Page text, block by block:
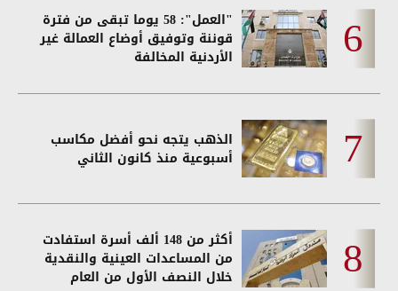
"العمل": 58 يوما تبقى من فترة
قوننة وتوفيق أوضاع العمالة غير
الأردنية المخالفة
الذهب يتجه نحو أفضل مكاسب
أسبوعية منذ كانون الثاني
أكثر من 148 ألف أسرة استفادت
من المساعدات العينية والنقدية
خلال النصف الأول من العام